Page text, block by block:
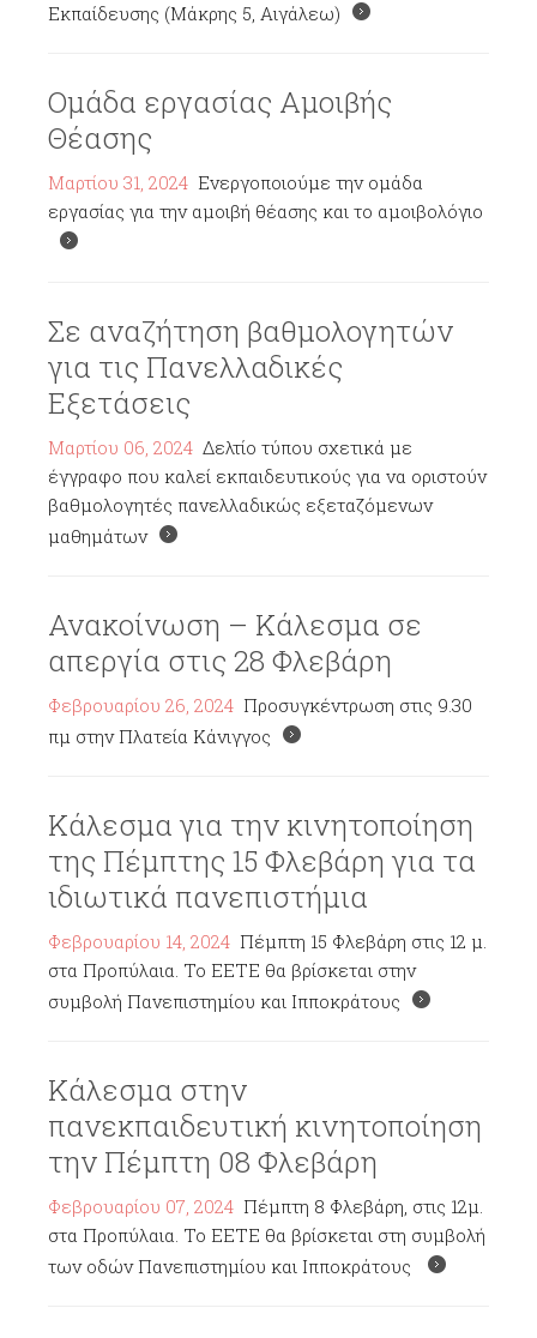
Εκπαίδευσης (Μάκρης 5, Αιγάλεω)
Ομάδα εργασίας Αμοιβής
Θέασης
Μαρτίου 31, 2024 Ενεργοποιούμε την ομάδα
εργασίας για την αμοιβή θέασης και το αμοιβολόγιο
Σε αναζήτηση βαθμολογητών
για τις Πανελλαδικές
Εξετάσεις
Μαρτίου 06, 2024 Δελτίο τύπου σχετικά με
έγγραφο που καλεί εκπαιδευτικούς για να οριστούν
βαθμολογητές πανελλαδικώς εξεταζόμενων
μαθημάτων
Ανακοίνωση – Κάλεσμα σε
απεργία στις 28 Φλεβάρη
Φεβρουαρίου 26, 2024 Προσυγκέντρωση στις 9.30
πμ στην Πλατεία Κάνιγγος
Κάλεσμα για την κινητοποίηση
της Πέμπτης 15 Φλεβάρη για τα
ιδιωτικά πανεπιστήμια
Φεβρουαρίου 14, 2024 Πέμπτη 15 Φλεβάρη στις 12 μ.
στα Προπύλαια. Το ΕΕΤΕ θα βρίσκεται στην
συμβολή Πανεπιστημίου και Ιπποκράτους
Κάλεσμα στην
πανεκπαιδευτική κινητοποίηση
την Πέμπτη 08 Φλεβάρη
Φεβρουαρίου 07, 2024 Πέμπτη 8 Φλεβάρη, στις 12μ.
στα Προπύλαια. Το ΕΕΤΕ θα βρίσκεται στη συμβολή
των οδών Πανεπιστημίου και Ιπποκράτους